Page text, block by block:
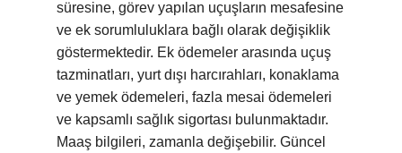
süresine, görev yapılan uçuşların mesafesine
ve ek sorumluluklara bağlı olarak değişiklik
göstermektedir. Ek ödemeler arasında uçuş
tazminatları, yurt dışı harcırahları, konaklama
ve yemek ödemeleri, fazla mesai ödemeleri
ve kapsamlı sağlık sigortası bulunmaktadır.
Maaş bilgileri, zamanla değişebilir. Güncel